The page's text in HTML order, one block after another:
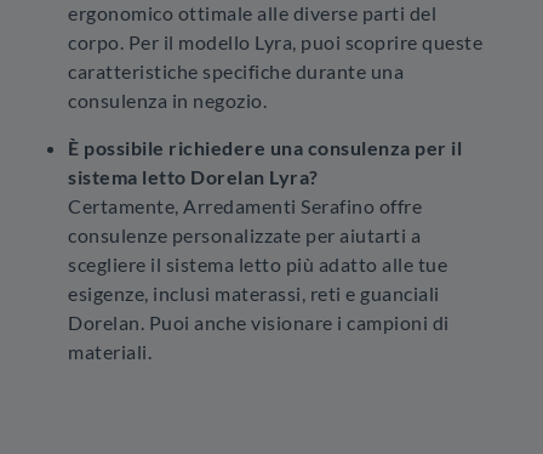
ergonomico ottimale alle diverse parti del
corpo. Per il modello Lyra, puoi scoprire queste
caratteristiche specifiche durante una
consulenza in negozio.
È possibile richiedere una consulenza per il
sistema letto Dorelan Lyra?
Certamente, Arredamenti Serafino offre
consulenze personalizzate per aiutarti a
scegliere il sistema letto più adatto alle tue
esigenze, inclusi materassi, reti e guanciali
Dorelan. Puoi anche visionare i campioni di
materiali.